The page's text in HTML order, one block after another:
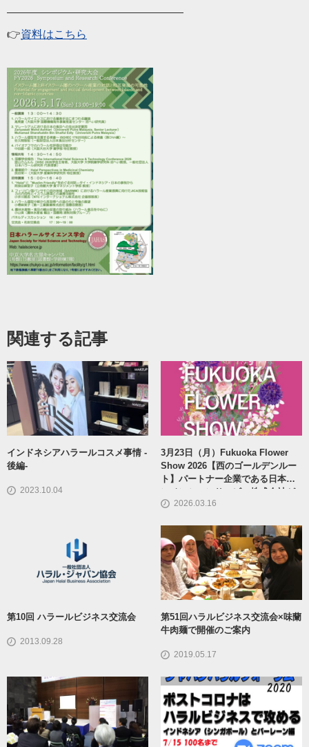
――――――――――――――――
👉資料はこちら
関連する記事
インドネシアハラールコスメ事情 -
後編-
2023.10.04
3月23日（月）Fukuoka Flower
Show 2026【西のゴールデンルー
ト】パートナー企業である日本コ
ンベンションサービス株式会社が
開催するシンポジウムのご案内
2026.03.16
第10回 ハラールビジネス交流会
2013.09.28
第51回ハラルビジネス交流会×味蘭
牛肉麺で開催のご案内
2019.05.17